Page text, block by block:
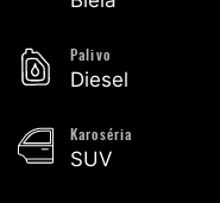
Palivo
Diesel
Karoséria
SUV